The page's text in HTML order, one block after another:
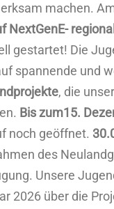
machen.
NextGenE-
gestartet! Die
spannende und
, die
Bis zum15.
noch geöffnet.
des
Unsere
2026 über die